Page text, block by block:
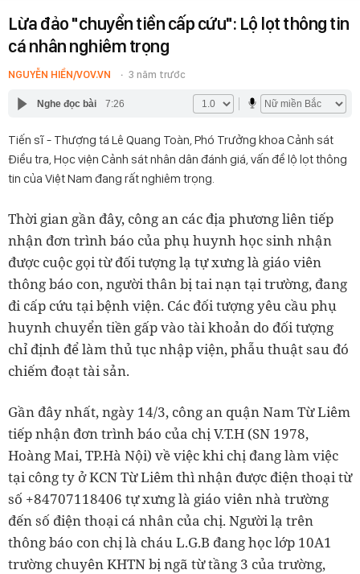
Lừa đảo "chuyển tiền cấp cứu": Lộ lọt thông tin
cá nhân nghiêm trọng
NGUYỄN HIỀN/VOV.VN 3 năm trước
Nghe đọc bài 7:26
Tiến sĩ - Thượng tá Lê Quang Toàn, Phó Trưởng khoa Cảnh sát
Điều tra, Học viện Cảnh sát nhân dân đánh giá, vấn đề lộ lọt thông
tin của Việt Nam đang rất nghiêm trọng.
Thời gian gần đây, công an các địa phương liên tiếp
nhận đơn trình báo của phụ huynh học sinh nhận
được cuộc gọi từ đối tượng lạ tự xưng là giáo viên
thông báo con, người thân bị tai nạn tại trường, đang
đi cấp cứu tại bệnh viện. Các đối tượng yêu cầu phụ
huynh chuyển tiền gấp vào tài khoản do đối tượng
chỉ định để làm thủ tục nhập viện, phẫu thuật sau đó
chiếm đoạt tài sản.
Gần đây nhất, ngày 14/3, công an quận Nam Từ Liêm
tiếp nhận đơn trình báo của chị V.T.H (SN 1978,
Hoàng Mai, TP.Hà Nội) về việc khi chị đang làm việc
tại công ty ở KCN Từ Liêm thì nhận được điện thoại từ
số +84707118406 tự xưng là giáo viên nhà trường
đến số điện thoại cá nhân của chị. Người lạ trên
thông báo con chị là cháu L.G.B đang học lớp 10A1
trường chuyên KHTN bị ngã từ tầng 3 của trường,